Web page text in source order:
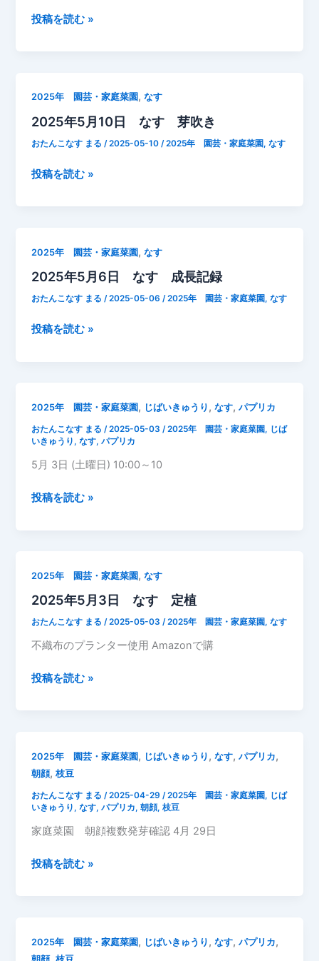
柱
2025
日
な
す
長
投稿を読む »
2025年 園芸・家庭菜園 ,なす
2025年5月10日 なす 芽吹き
おたんこなす まる/2025-05-10/2025年 園芸・家庭菜園,なす
2025
日
な
す
吹
投稿を読む »
2025年 園芸・家庭菜園,なす
2025年5月6日 なす 成長記録
おたんこなす まる/2025-05-06/2025年 園芸・家庭菜園,なす
2025
日
な
す
成
記
投稿を読む »
2025年 園芸・家庭菜園, じばいきゅうり ,なす,パプリカ
おたんこなす まる/2025-05-03/2025年 園芸・家庭菜園, じば
いきゅうり ,なす,パプリカ
5月 3日 (土曜日) 10:00～10
2025
日
パ
プ
カ
す
り
花
植
投稿を読む »
2025年 園芸・家庭菜園,なす
2025年5月3日 なす 定植
おたんこなす まる/2025-05-03/2025年 園芸・家庭菜園,なす
不織布のプランター使用 Amazonで購
2025
日
な
す
定
植
投稿を読む »
2025年 園芸・家庭菜園, じばいきゅうり ,なす,パプリカ,
朝顔,枝豆
おたんこなす まる/2025-04-29/2025年 園芸・家庭菜園, じば
いきゅうり ,なす,パプリカ,朝顔,枝豆
家庭菜園 朝顔複数発芽確認 4月 29日
2025
日
投稿を読む »
2025年 園芸・家庭菜園, じばいきゅうり ,なす,パプリカ,
朝顔 枝豆